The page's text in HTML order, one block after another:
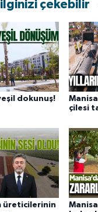
ilginizi çekebilir
dokunuş!
çilesi
üreticilerinin